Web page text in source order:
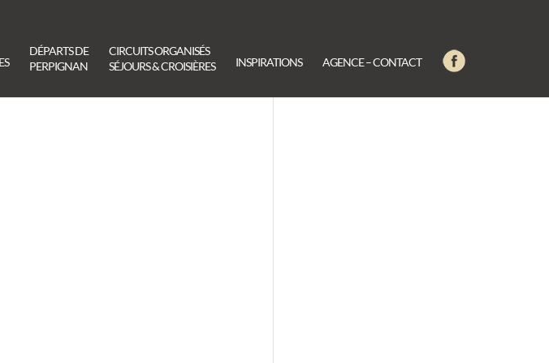
DÉPARTS DE
PERPIGNAN
CIRCUITS ORGANISÉS
SÉJOURS & CROISIÈRES
INSPIRATIONS AGENCE – CONTACT